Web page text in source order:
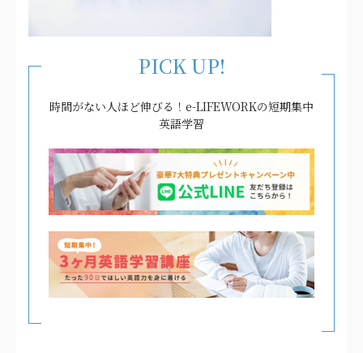
PICK UP!
時間がない人ほど伸びる！e-LIFEWORKの短期集中
英語学習